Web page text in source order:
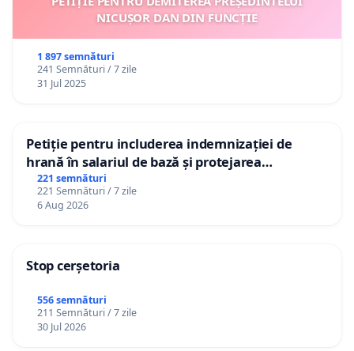
NICUȘOR DAN DIN FUNCȚIE
1 897 semnături
241 Semnături / 7 zile
31 Jul 2025
Petiție pentru includerea indemnizației de
hrană în salariul de bază și protejarea
gradațiilor de vechime pentru asistenții
personali
221 semnături
221 Semnături / 7 zile
6 Aug 2026
Stop cerșetoria
556 semnături
211 Semnături / 7 zile
30 Jul 2026